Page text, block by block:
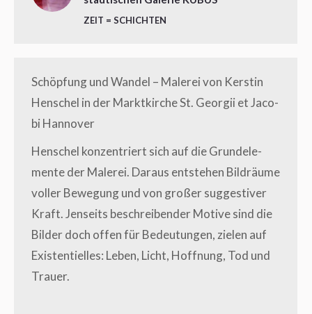
ZEIT = SCHICHTEN
Schöp­fung und Wan­del – Male­rei von Kers­tin
Hen­schel in der Markt­kir­che St. Geor­gii et Jaco­
bi Hannover
Hen­schel kon­zen­triert sich auf die Grund­ele­
men­te der Male­rei. Dar­aus ent­ste­hen Bild­räu­me
vol­ler Bewe­gung und von gro­ßer sug­ges­ti­ver
Kraft. Jen­seits beschrei­ben­der Moti­ve sind die
Bil­der doch offen für Bedeu­tun­gen, zie­len auf
Exis­ten­ti­el­les: Leben, Licht, Hoff­nung, Tod und
Trauer.